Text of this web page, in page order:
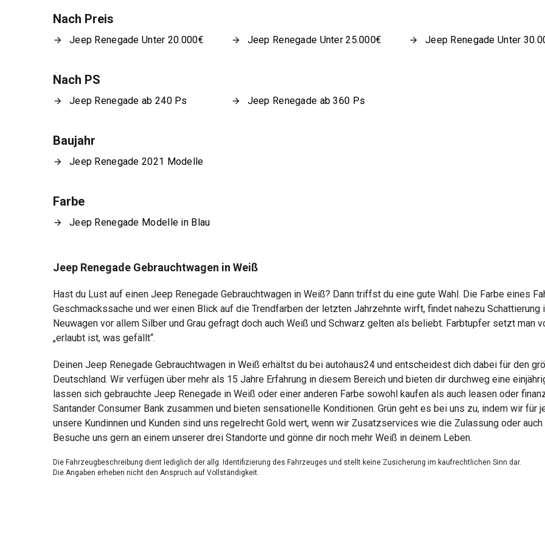
Nach Preis
Jeep Renegade Unter 20.000€ Jeep Renegade Unter 25.000€ Jeep Renegade Unter
Nach PS
Jeep Renegade ab 240 Ps Jeep Renegade ab 360 Ps
Baujahr
Jeep Renegade 2021 Modelle
Farbe
Jeep Renegade Modelle in Blau
Jeep Renegade Gebrauchtwagen in Weiß
Hast du Lust auf einen Jeep Renegade Gebrauchtwagen in Weiß? Dann triffst du eine gute Wahl. Die Farbe eines
Geschmackssache und wer einen Blick auf die Trendfarben der letzten Jahrzehnte wirft, findet nahezu
Neuwagen vor allem Silber und Grau gefragt doch auch Weiß und Schwarz gelten als beliebt. Farbtupfer setzt man
„erlaubt ist, was gefällt“.
Deinen Jeep Renegade Gebrauchtwagen in Weiß erhältst du bei autohaus24 und entscheidest dich dabei für den
Deutschland. Wir verfügen über mehr als 15 Jahre Erfahrung in diesem Bereich und bieten dir durchweg eine
lassen sich gebrauchte Jeep Renegade in Weiß oder einer anderen Farbe sowohl kaufen als auch leasen oder
Santander Consumer Bank zusammen und bieten sensationelle Konditionen. Grün geht es bei uns zu, indem wir für
unsere Kundinnen und Kunden sind uns regelrecht Gold wert, wenn wir Zusatzservices wie die Zulassung oder
Besuche uns gern an einem unserer drei Standorte und gönne dir noch mehr Weiß in deinem Leben.
Die Fahrzeugbeschreibung dient lediglich der allg. Identifizierung des Fahrzeuges und stellt keine Zusicherung im kaufrechtlichen Sinn dar.
Die Angaben erheben nicht den Anspruch auf Vollständigkeit.